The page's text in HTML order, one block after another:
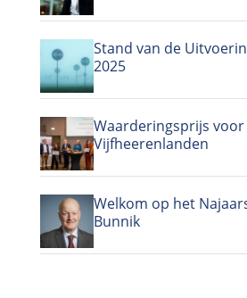
Stand van de
2025
Waarderingsprijs voor
Vijfheerenlanden
Welkom op het
Bunnik